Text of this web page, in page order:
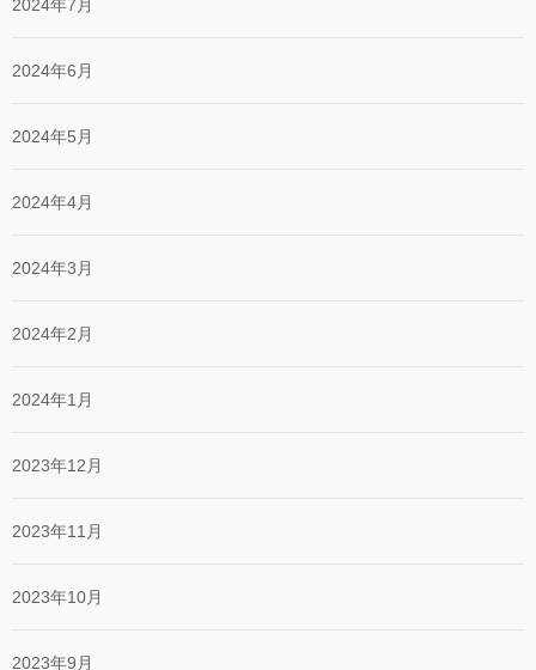
2024年7月
2024年6月
2024年5月
2024年4月
2024年3月
2024年2月
2024年1月
2023年12月
2023年11月
2023年10月
2023年9月